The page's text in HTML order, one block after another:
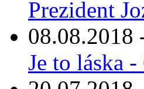
Prezident
08.08.2018
Je to láska